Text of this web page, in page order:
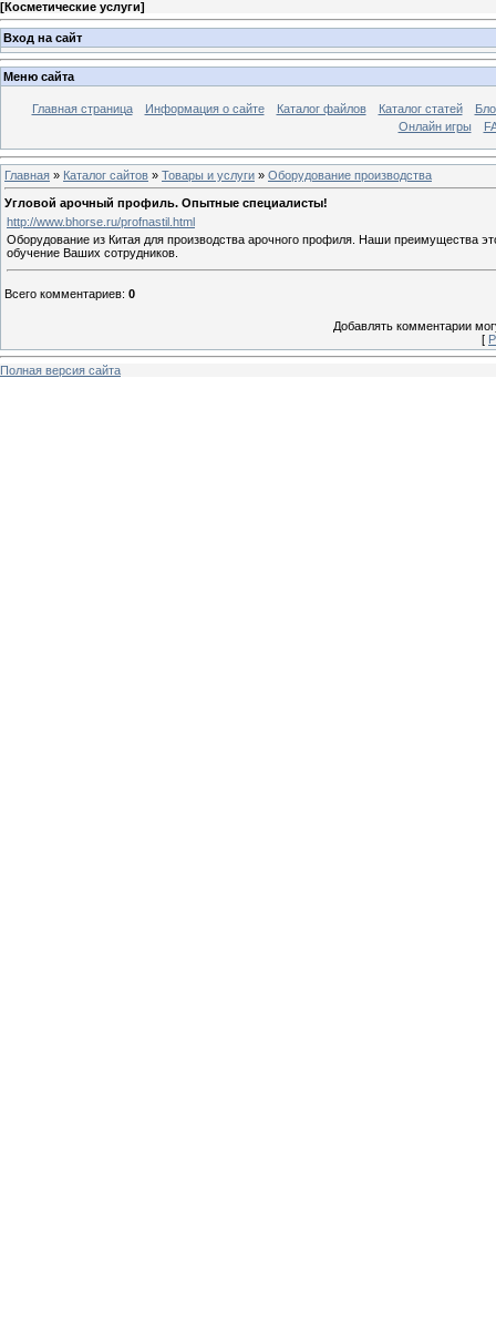
[Косметические услуги]
Вход на сайт
Меню сайта
Главная страница Информация о сайте Каталог файлов Каталог статей
Онлайн игры
Главная » Каталог сайтов » Товары и услуги » Оборудование производства
Угловой арочный профиль. Опытные специалисты!
http://www.bhorse.ru/profnastil.html
Оборудование из Китая для производства арочного профиля. Наши преимущества
обучение Ваших сотрудников.
Всего комментариев: 0
Добавлять комментарии
[
Полная версия сайта